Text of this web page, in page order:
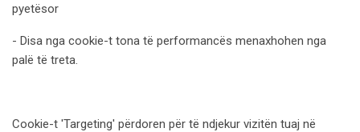
pyetësor
- Disa nga cookie-t tona të performancës menaxhohen nga
palë të treta.
Cookie-t 'Targeting' përdoren për të ndjekur vizitën tuaj në